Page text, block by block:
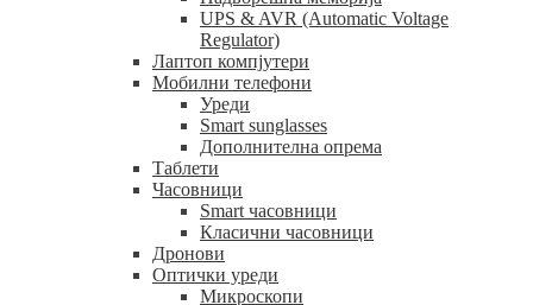
UPS & AVR (Automatic Voltage
Regulator)
Лаптоп компјутери
Мобилни телефони
Уреди
Smart sunglasses
Дополнителна опрема
Таблети
Часовници
Smart часовници
Класични часовници
Дронови
Оптички уреди
Микроскопи